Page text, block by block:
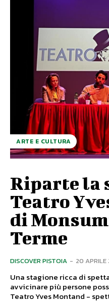
ARTE E CULTURA
Riparte la
Teatro
di
Terme
DISCOVER PISTOIA - 20 APRILE
Una stagione ricca di
avvicinare più persone
Teatro Yves Montand -